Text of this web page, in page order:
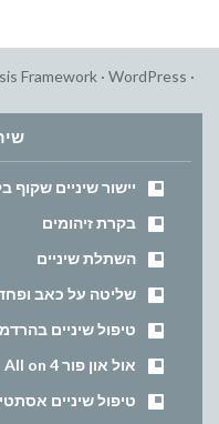
Framework · WordPress ·
יישור שיניים שקוף
בקרת זיהומים
השתלת שיניים
שליטה על כאב
טיפול שיניים
אול און פור All on 4
טיפול שיניים